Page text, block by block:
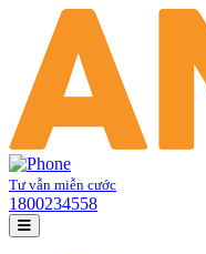
Tư vẫn miễn cước
1800234558